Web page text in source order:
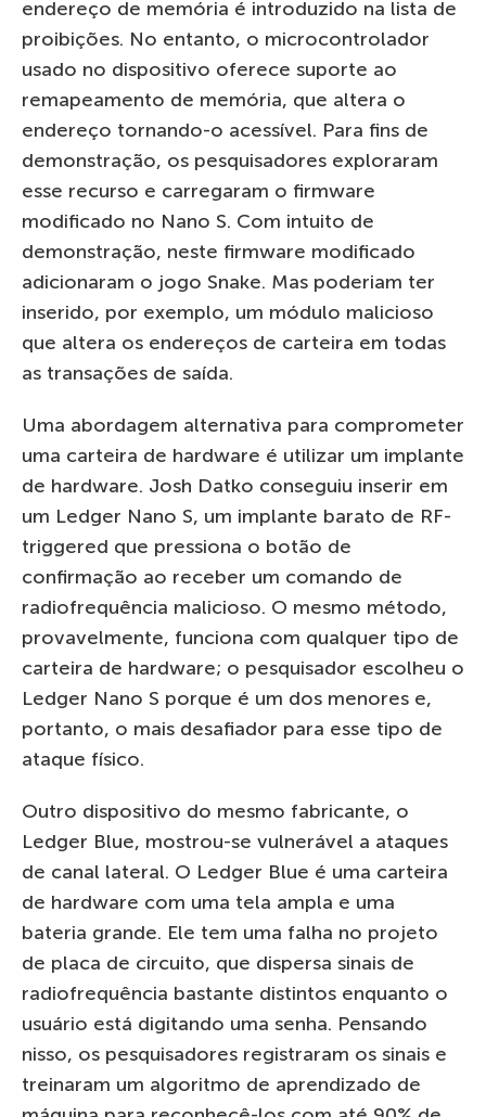
endereço de memória é introduzido na lista de
proibições. No entanto, o microcontrolador
usado no dispositivo oferece suporte ao
remapeamento de memória, que altera o
endereço tornando-o acessível. Para fins de
demonstração, os pesquisadores exploraram
esse recurso e carregaram o firmware
modificado no Nano S. Com intuito de
demonstração, neste firmware modificado
adicionaram o jogo Snake. Mas poderiam ter
inserido, por exemplo, um módulo malicioso
que altera os endereços de carteira em todas
as transações de saída.
Uma abordagem alternativa para comprometer
uma carteira de hardware é utilizar um implante
de hardware. Josh Datko conseguiu inserir em
um Ledger Nano S, um implante barato de RF-
triggered que pressiona o botão de
confirmação ao receber um comando de
radiofrequência malicioso. O mesmo método,
provavelmente, funciona com qualquer tipo de
carteira de hardware; o pesquisador escolheu o
Ledger Nano S porque é um dos menores e,
portanto, o mais desafiador para esse tipo de
ataque físico.
Outro dispositivo do mesmo fabricante, o
Ledger Blue, mostrou-se vulnerável a ataques
de canal lateral. O Ledger Blue é uma carteira
de hardware com uma tela ampla e uma
bateria grande. Ele tem uma falha no projeto
de placa de circuito, que dispersa sinais de
radiofrequência bastante distintos enquanto o
usuário está digitando uma senha. Pensando
nisso, os pesquisadores registraram os sinais e
treinaram um algoritmo de aprendizado de